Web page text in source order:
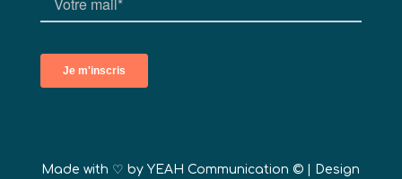
Made with ♡ byYEAH Communication © | Design